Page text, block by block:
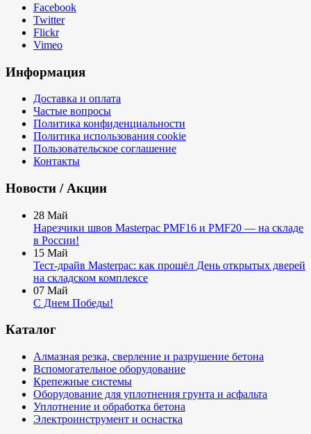
Facebook
Twitter
Flickr
Vimeo
Информация
Доставка и оплата
Частые вопросы
Политика конфиденциальности
Политика использования cookie
Пользовательское соглашение
Контакты
Новости / Акции
28 Май
Нарезчики швов Masterpac PMF16 и PMF20 — на складе
в России!
15 Май
Тест-драйв Masterpac: как прошёл День открытых дверей
на складском комплексе
07 Май
С Днем Победы!
Каталог
Алмазная резка, сверление и разрушение бетона
Вспомогательное оборудование
Крепежные системы
Оборудование для уплотнения грунта и асфальта
Уплотнение и обработка бетона
Электроинструмент и оснастка